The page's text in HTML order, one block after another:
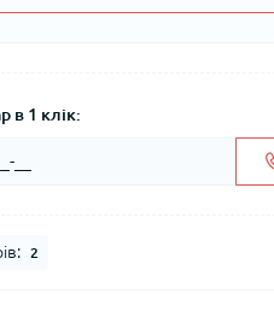
в 1 клік:
2